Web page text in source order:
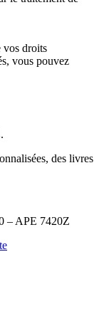
vos droits
vous pouvez
des livres
– APE 7420Z